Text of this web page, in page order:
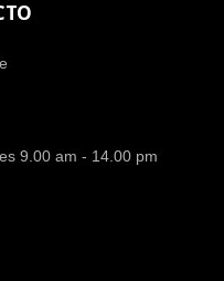
9.00 am - 14.00 pm